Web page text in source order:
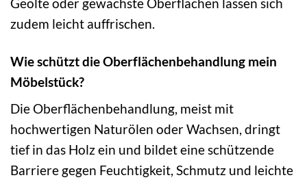
zudem leicht auffrischen.
Wie schützt die Oberflächenbehandlung mein
Möbelstück?
Die Oberflächenbehandlung, meist mit
hochwertigen Naturölen oder Wachsen, dringt
tief in das Holz ein und bildet eine schützende
Barriere gegen Feuchtigkeit, Schmutz und leichte